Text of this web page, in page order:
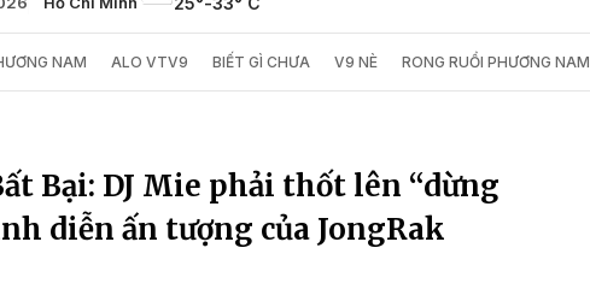
NAM ALO VTV9 BIẾT GÌ CHƯA V9 NÈ RONG RUỔI PHƯƠNG NAM
Bại: DJ Mie phải thốt lên “dừng
diễn ấn tượng của JongRak